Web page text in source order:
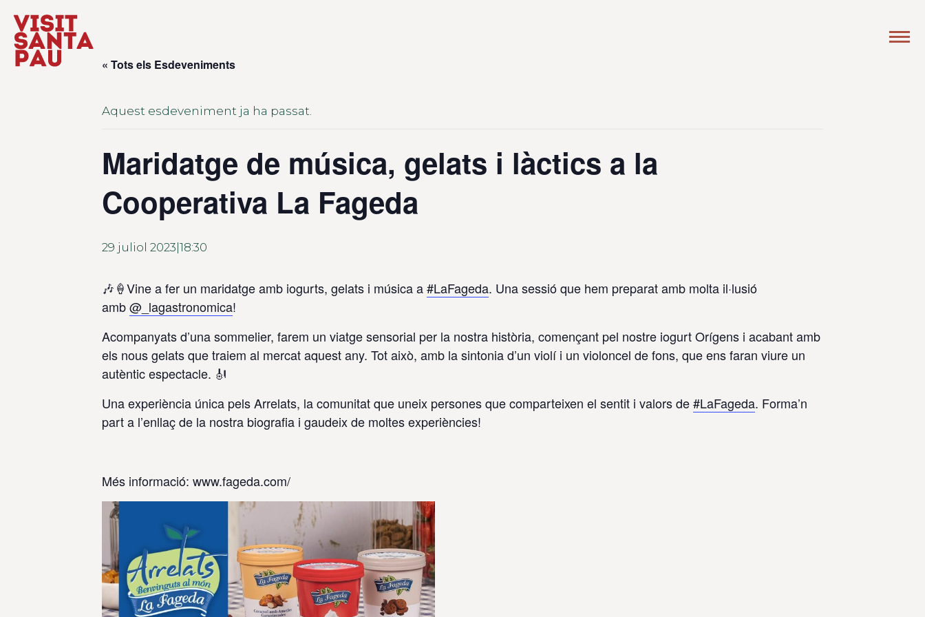
« Tots els Esdeveniments
Aquest esdeveniment ja ha passat.
Maridatge de música, gelats i làctics a la
Cooperativa La Fageda
29 juliol 2023|18:30
🎶🍦Vine a fer un maridatge amb iogurts, gelats i música a#LaFageda. Una sessió que hem preparat amb molta il·lusió
amb@_lagastronomica!
Acompanyats d’una sommelier, farem un viatge sensorial per la nostra història, començant pel nostre iogurt Orígens i acabant amb
els nous gelats que traiem al mercat aquest any. Tot això, amb la sintonia d’un violí i un violoncel de fons, que ens faran viure un
autèntic espectacle. 🎻
Una experiència única pels Arrelats, la comunitat que uneix persones que comparteixen el sentit i valors de#LaFageda. Forma’n
part a l’enllaç de la nostra biografia i gaudeix de moltes experiències!
Més informació: www.fageda.com/